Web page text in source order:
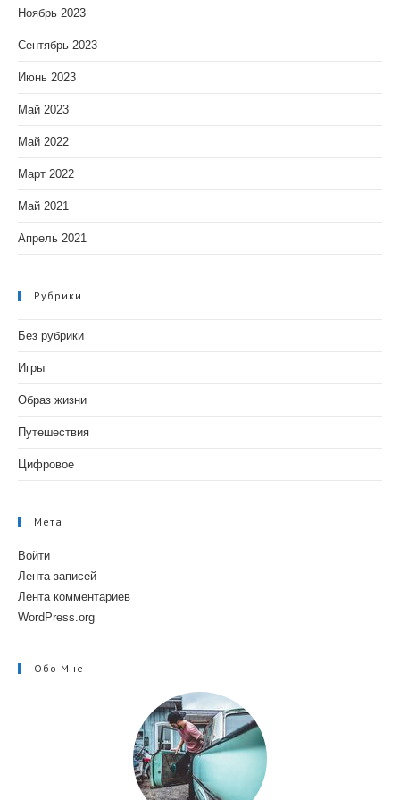
Ноябрь 2023
Сентябрь 2023
Июнь 2023
Май 2023
Май 2022
Март 2022
Май 2021
Апрель 2021
Рубрики
Без рубрики
Игры
Образ жизни
Путешествия
Цифровое
Мета
Войти
Лента записей
Лента комментариев
WordPress.org
Обо Мне